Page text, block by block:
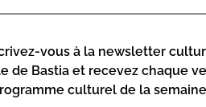
étonnant « caillou » !
vous à la newsletter
de Bastia et recevez chaque
culturel de la